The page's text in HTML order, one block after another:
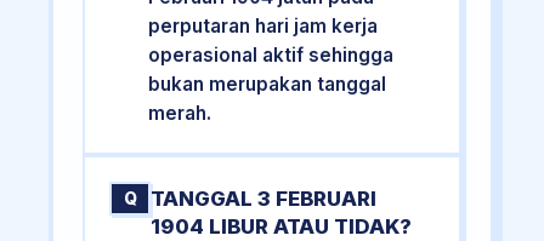
perputaran hari jam kerja
operasional aktif sehingga
bukan merupakan tanggal
merah.
Q
TANGGAL 3 FEBRUARI
1904 LIBUR ATAU TIDAK?